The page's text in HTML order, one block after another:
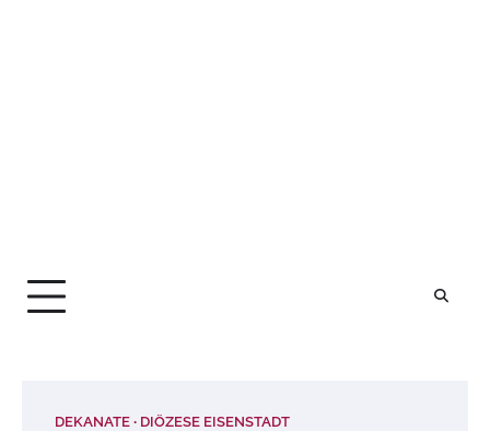
DEKANATE DIÖZESE EISENSTADT